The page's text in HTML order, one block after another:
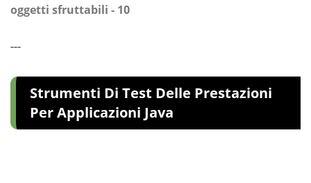
oggetti sfruttabili - 10
---
Strumenti Di Test Delle Prestazioni
Per Applicazioni Java